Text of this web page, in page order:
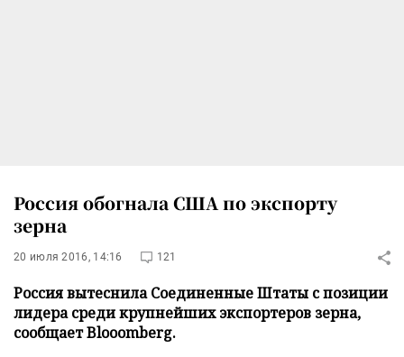
Россия обогнала США по экспорту
зерна
20 июля 2016, 14:16 121
Россия вытеснила Соединенные Штаты с позиции
лидера среди крупнейших экспортеров зерна,
сообщает Blooomberg.